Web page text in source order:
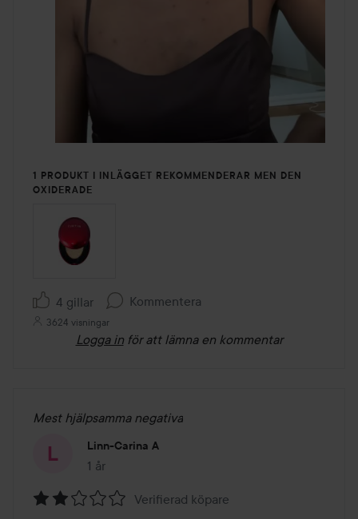
1 PRODUKT I INLÄGGET REKOMMENDERAR MEN DEN
OXIDERADE
4 gillar Kommentera
3624 visningar
Logga in för att lämna en kommentar
Mest hjälpsamma negativa
Linn-Carina A
1 år
Inlägget skapades 1 år
Verifierad köpare